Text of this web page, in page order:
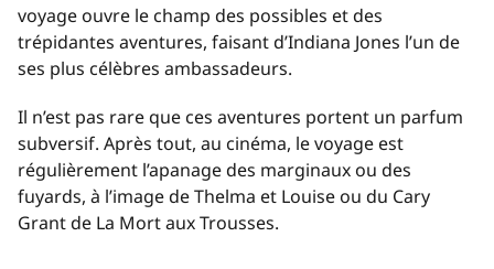
voyage ouvre le champ des possibles et des
trépidantes aventures, faisant d’Indiana Jones l’un de
ses plus célèbres ambassadeurs.
Il n’est pas rare que ces aventures portent un parfum
subversif. Après tout, au cinéma, le voyage est
régulièrement l’apanage des marginaux ou des
fuyards, à l’image deThelma et Louise ou du Cary
Grant de La Mort aux Trousses.